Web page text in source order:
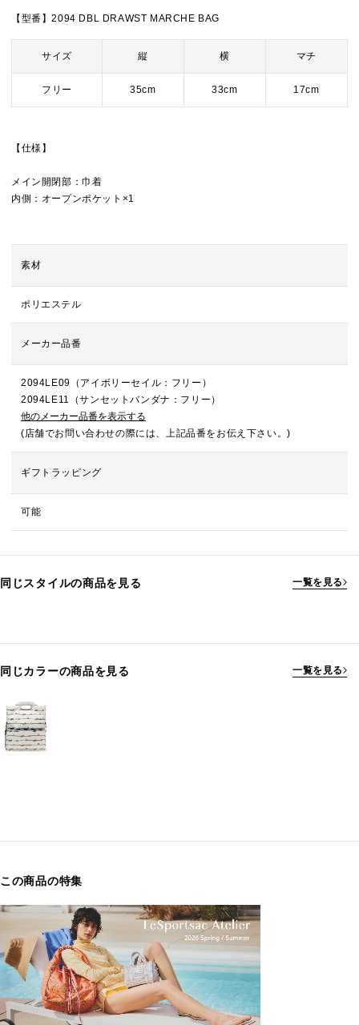
【型番】2094 DBL DRAWST MARCHE BAG
サイズ 縦 横 マチ
フリー 35cm 33cm 17cm
【仕様】
メイン開閉部：巾着
内側：オープンポケット×1
素材
ポリエステル
メーカー品番
2094LE09（アイボリーセイル：フリー）
2094LE11（サンセットバンダナ：フリー）
他のメーカー品番を表示する
(店舗でお問い合わせの際には、上記品番をお伝え下さい。)
ギフトラッピング
可能
同じスタイルの商品を見る 一覧を見る
同じカラーの商品を見る 一覧を見る
この商品の特集